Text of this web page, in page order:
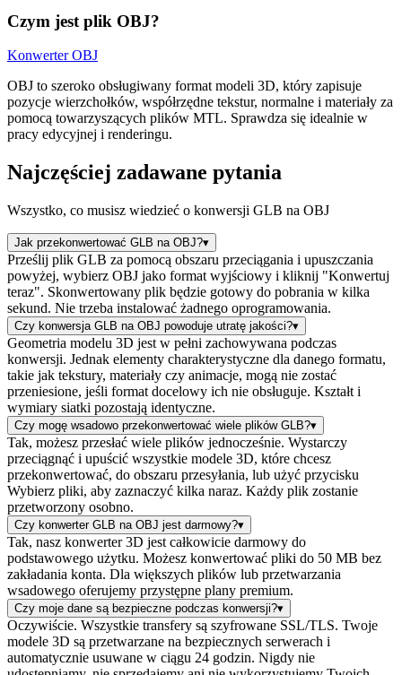
Czym jest plik OBJ?
Konwerter OBJ
OBJ to szeroko obsługiwany format modeli 3D, który zapisuje
pozycje wierzchołków, współrzędne tekstur, normalne i materiały za
pomocą towarzyszących plików MTL. Sprawdza się idealnie w
pracy edycyjnej i renderingu.
Najczęściej zadawane pytania
Wszystko, co musisz wiedzieć o konwersji GLB na OBJ
Jak przekonwertować GLB na OBJ?▾
Prześlij plik GLB za pomocą obszaru przeciągania i upuszczania
powyżej, wybierz OBJ jako format wyjściowy i kliknij "Konwertuj
teraz". Skonwertowany plik będzie gotowy do pobrania w kilka
sekund. Nie trzeba instalować żadnego oprogramowania.
Czy konwersja GLB na OBJ powoduje utratę jakości?▾
Geometria modelu 3D jest w pełni zachowywana podczas
konwersji. Jednak elementy charakterystyczne dla danego formatu,
takie jak tekstury, materiały czy animacje, mogą nie zostać
przeniesione, jeśli format docelowy ich nie obsługuje. Kształt i
wymiary siatki pozostają identyczne.
Czy mogę wsadowo przekonwertować wiele plików GLB?▾
Tak, możesz przesłać wiele plików jednocześnie. Wystarczy
przeciągnąć i upuścić wszystkie modele 3D, które chcesz
przekonwertować, do obszaru przesyłania, lub użyć przycisku
Wybierz pliki, aby zaznaczyć kilka naraz. Każdy plik zostanie
przetworzony osobno.
Czy konwerter GLB na OBJ jest darmowy?▾
Tak, nasz konwerter 3D jest całkowicie darmowy do
podstawowego użytku. Możesz konwertować pliki do 50 MB bez
zakładania konta. Dla większych plików lub przetwarzania
wsadowego oferujemy przystępne plany premium.
Czy moje dane są bezpieczne podczas konwersji?▾
Oczywiście. Wszystkie transfery są szyfrowane SSL/TLS. Twoje
modele 3D są przetwarzane na bezpiecznych serwerach i
automatycznie usuwane w ciągu 24 godzin. Nigdy nie